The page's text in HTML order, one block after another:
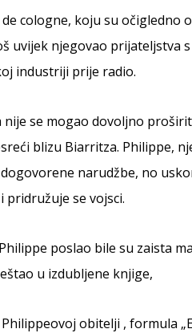
cologne, koju su očigledno
uvijek njegovao prijateljstva
industriji prije radio.
se mogao dovoljno
blizu Biarritza. Philippe,
narudžbe, no
se vojsci.
poslao bile su zaista
u izdubljene knjige,
obitelji , formula